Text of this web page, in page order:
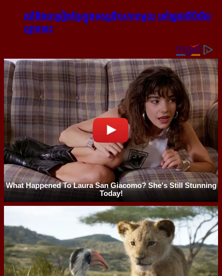
របាំ​និង​ចម្រៀង​ខ្មែរ​ក្នុង​ទស្សនីយភាព​មួយ នៅ​រដ្ឋធានី​ប៉ារីស​
ល្ងាច​នេះ